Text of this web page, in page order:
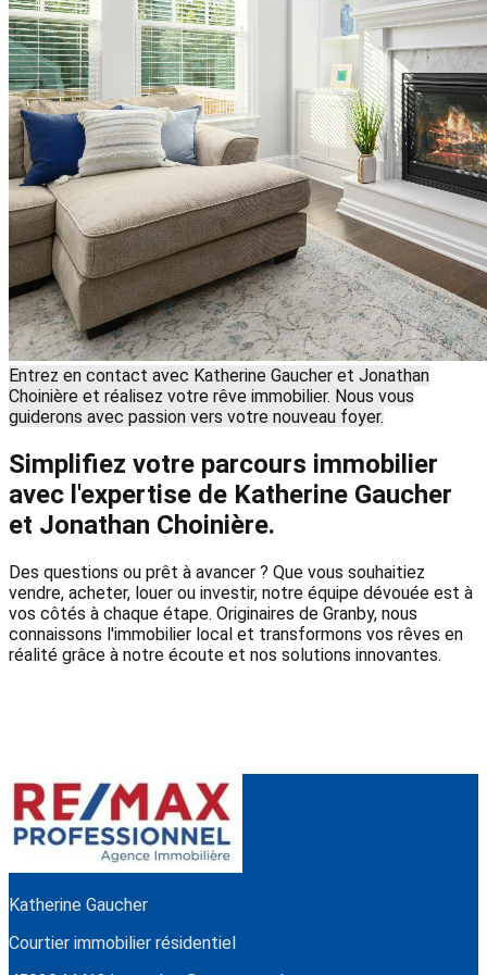
Entrez en contact avec Katherine Gaucher et Jonathan
Choinière et réalisez votre rêve immobilier. Nous vous
guiderons avec passion vers votre nouveau foyer.
Simplifiez votre parcours immobilier
avec l'expertise de Katherine Gaucher
et Jonathan Choinière.
Des questions ou prêt à avancer ? Que vous souhaitiez
vendre, acheter, louer ou investir, notre équipe dévouée est à
vos côtés à chaque étape. Originaires de Granby, nous
connaissons l'immobilier local et transformons vos rêves en
réalité grâce à notre écoute et nos solutions innovantes.
Katherine Gaucher
Courtier immobilier résidentiel